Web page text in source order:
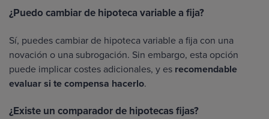
¿Puedo cambiar de hipoteca variable a fija?
Sí, puedes cambiar de hipoteca variable a fija con una
novación o una subrogación. Sin embargo, esta opción
puede implicar costes adicionales, y es recomendable
evaluar si te compensa hacerlo.
¿Existe un comparador de hipotecas fijas?